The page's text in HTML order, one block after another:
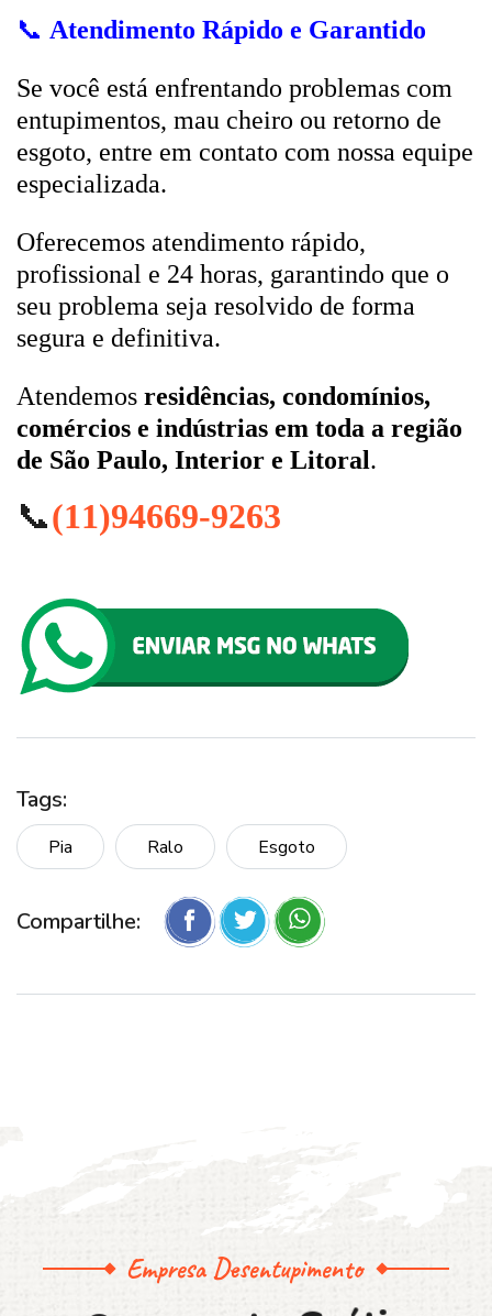
📞 Atendimento Rápido e Garantido
Se você está enfrentando problemas com
entupimentos, mau cheiro ou retorno de
esgoto, entre em contato com nossa equipe
especializada.
Oferecemos atendimento rápido,
profissional e 24 horas, garantindo que o
seu problema seja resolvido de forma
segura e definitiva.
Atendemos residências, condomínios,
comércios e indústrias em toda a região
de São Paulo, Interior e Litoral.
📞(11)94669-9263
Tags:
Pia Ralo Esgoto
Compartilhe:
Empresa Desentupimento